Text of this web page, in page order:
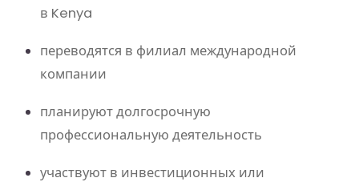
в Kenya
переводятся в филиал международной
компании
планируют долгосрочную
профессиональную деятельность
участвуют в инвестиционных или